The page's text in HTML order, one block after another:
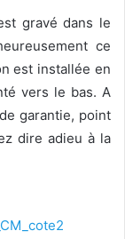
gravé dans le
ce
est installée en
vers le bas. A
garantie, point
dire adieu à la